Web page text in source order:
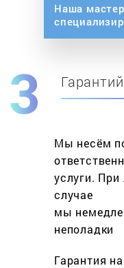
Наша
Мы несём
услуги.
cлучае
мы
неполадки
Гарантия